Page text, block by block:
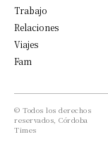
Trabajo
Relaciones
Viajes
Fam
© Todos los derechos
reservados, Córdoba
Times